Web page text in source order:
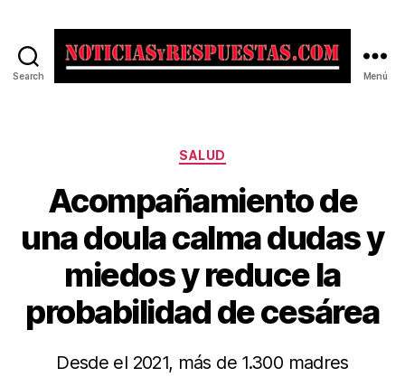
Search Menú
Categorías
SALUD
Acompañamiento de
una doula calma dudas y
miedos y reduce la
probabilidad de cesárea
Desde el 2021, más de 1.300 madres